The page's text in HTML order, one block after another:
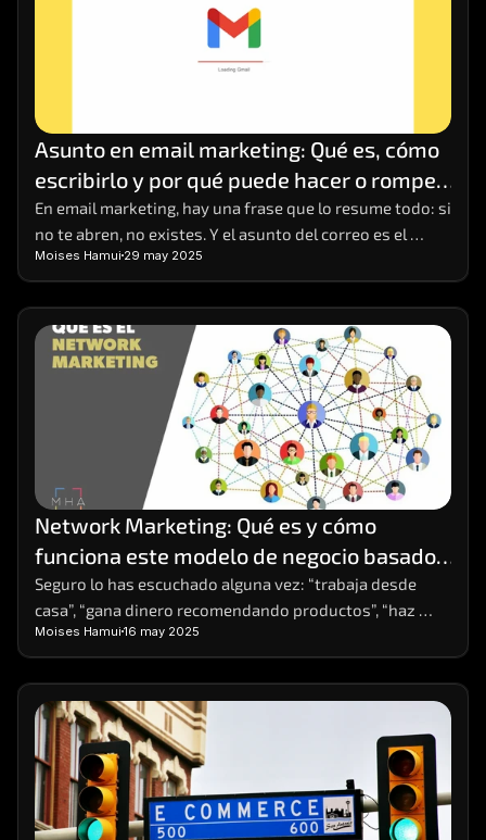
Asunto en email marketing: Qué es, cómo
escribirlo y por qué puede hacer o romper
tu campaña
En email marketing, hay una frase que lo resume todo: si
no te abren, no existes. Y el asunto del correo es el
primer (y a veces único) punto de contacto que tienes
para captar la atención del lector. Puede parecer una
línea de texto más, pero es el anzuelo que decide si el
mensaje será ignorado, eliminado o abierto con interés.
Moises Hamui 29 may 2025
Network Marketing: Qué es y cómo
funciona este modelo de negocio basado
en redes
Seguro lo has escuchado alguna vez: “trabaja desde
casa”, “gana dinero recomendando productos”, “haz
crecer tu red y obtén ingresos residuales”. Estas frases,
comunes en redes sociales o eventos de
emprendimiento, suelen estar relacionadas con el
Network Marketing. ¿Pero qué es exactamente y cómo
funciona? ¿Es una estafa o una forma real de generar
ingresos?
Moises Hamui 16 may 2025